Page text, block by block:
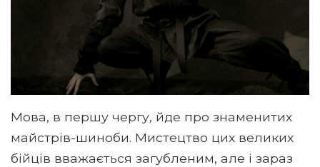
Мова, в першу чергу, йде про знаменитих
майстрів-шиноби. Мистецтво цих великих
бійців вважається загубленим, але і зараз